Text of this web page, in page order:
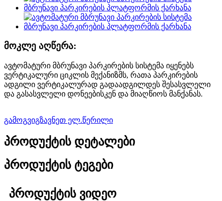
მოკლე აღწერა:
ავტომატური მბრუნავი პარკირების სისტემა იყენებს
ვერტიკალური ციკლის მექანიზმს, რათა პარკირების
ადგილი ვერტიკალურად გადაადგილდეს შესასვლელი
და გასასვლელი დონეებისკენ და მიაღწიოს მანქანას.
გამოგვიგზავნეთ ელ.წერილი
პროდუქტის დეტალები
პროდუქტის ტეგები
პროდუქტის ვიდეო